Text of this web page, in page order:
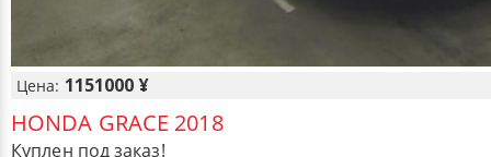
Цена: 1151000 ¥
HONDA GRACE 2018
Куплен под заказ!